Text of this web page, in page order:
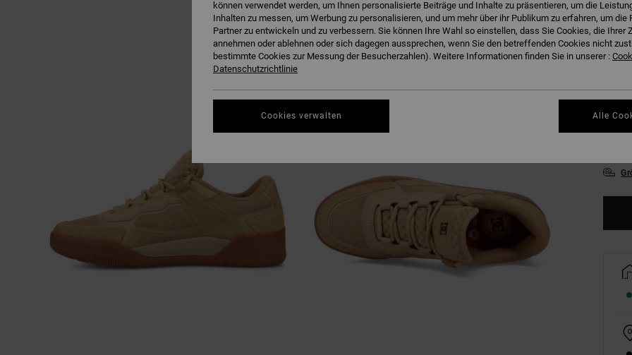
39
können verwendet werden, um Ihnen personalisierte Beiträge und Inhalte zu präsentieren, um die
Inhalten zu messen, um Werbung zu personalisieren, und um mehr über ihr Publikum zu erfahren, um die
Partner zu entwickeln und zu verbessern. Sie können Ihre Wahl so einstellen, dass Sie Cookies, die Ihrer
annehmen oder ablehnen oder sich dagegen aussprechen, wenn Sie den betreffenden Cookies nicht
bestimmte Cookies zur Messung der Besucherzahlen). Weitere Informationen finden Sie in unserer :
Datenschutzrichtlinie
Cookies verwalten Alle